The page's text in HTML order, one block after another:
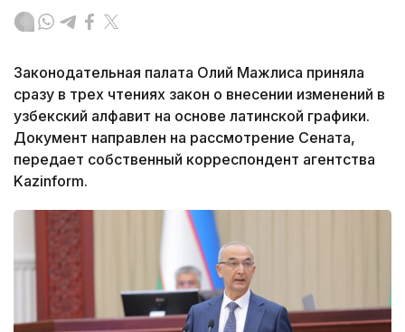
Законодательная палата Олий Мажлиса приняла
сразу в трех чтениях закон о внесении изменений в
узбекский алфавит на основе латинской графики.
Документ направлен на рассмотрение Сената,
передает собственный корреспондент агентства
Kazinform.